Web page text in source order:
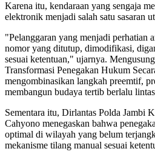
Karena itu, kendaraan yang sengaja
elektronik menjadi salah satu sasaran
"Pelanggaran yang menjadi perhatian
nomor yang ditutup, dimodifikasi,
sesuai ketentuan," ujarnya.
Transformasi Penegakan Hukum
mengombinasikan langkah preemtif,
membangun budaya tertib berlalu
Sementara itu, Dirlantas Polda Jambi
Cahyono menegaskan bahwa
optimal di wilayah yang belum
mekanisme tilang manual sesuai